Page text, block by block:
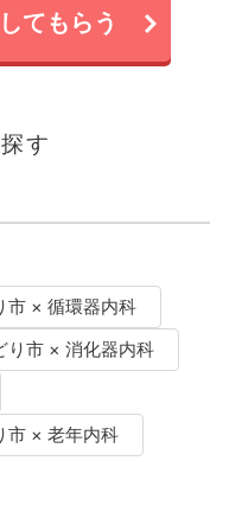
てもらう
す
市 × 循環器内科
り市 × 消化器内科
市 × 老年内科